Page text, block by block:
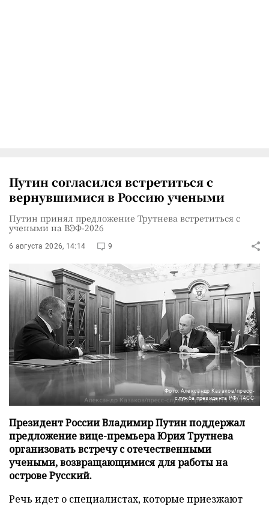
Путин согласился встретиться с
вернувшимися в Россию учеными
Путин принял предложение Трутнева встретиться с
учеными на ВЭФ-2026
6 августа 2026, 14:14 9
Фото: Александр Казаков/пресс-
служба президента РФ/ТАСС
Президент России Владимир Путин поддержал
предложение вице-премьера Юрия Трутнева
организовать встречу с отечественными
учеными, возвращающимися для работы на
острове Русский.
Речь идет о специалистах, которые приезжают